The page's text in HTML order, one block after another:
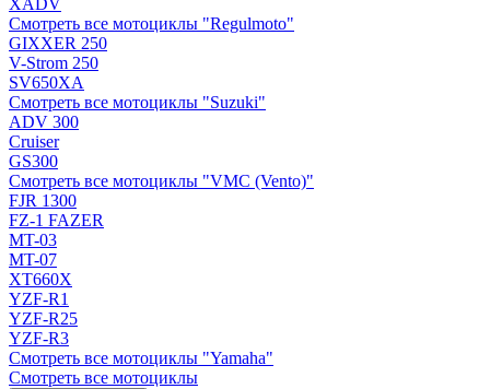
XADV
Смотреть все мотоциклы "Regulmoto"
GIXXER 250
V-Strom 250
SV650XA
Смотреть все мотоциклы "Suzuki"
ADV 300
Cruiser
GS300
Смотреть все мотоциклы "VMC (Vento)"
FJR 1300
FZ-1 FAZER
MT-03
MT-07
XT660X
YZF-R1
YZF-R25
YZF-R3
Смотреть все мотоциклы "Yamaha"
Смотреть все мотоциклы